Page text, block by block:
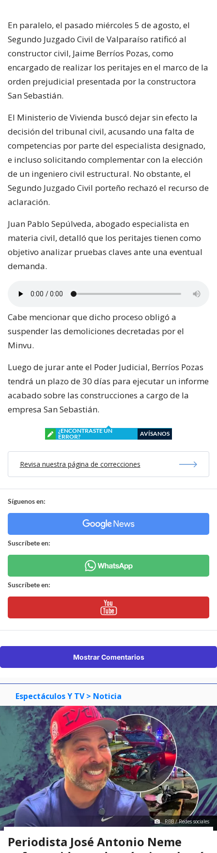
En paralelo, el pasado miércoles 5 de agosto, el
Segundo Juzgado Civil de Valparaíso ratificó al
constructor civil, Jaime Berríos Pozas, como
encargado de realizar los peritajes en el marco de la
orden prejudicial presentada por la constructora
San Sebastián.
El Ministerio de Vivienda buscó dejar sin efecto la
decisión del tribunal civil, acusando una falta de
competencias por parte del especialista designado,
e incluso solicitando complementar con la elección
de un ingeniero civil estructural. No obstante, el
Segundo Juzgado Civil porteño rechazó el recurso de
aclaración.
Juan Pablo Sepúlveda, abogado especialista en
materia civil, detalló que los peritajes tienen como
objetivo analizar pruebas claves ante una eventual
demanda.
Cabe mencionar que dicho proceso obligó a
suspender las demoliciones decretadas por el
Minvu.
Luego de jurar ante el Poder Judicial, Berríos Pozas
tendrá un plazo de 30 días para ejecutar un informe
acabado sobre las construcciones a cargo de la
empresa San Sebastián.
¿ENCONTRASTE UN
ERROR?
AVÍSANOS
Revisa nuestra página de correcciones
Síguenos en:
Suscríbete en:
Suscríbete en:
Mostrar Comentarios
Espectáculos Y TV > Noticia
RBB / Redes sociales
Periodista José Antonio Neme